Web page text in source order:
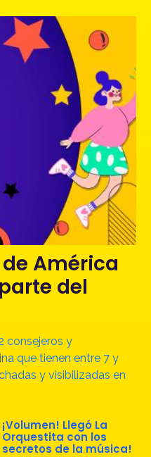
América
del
consejeros y
que tienen entre 7 y
y visibilizadas en
¡Volumen! Llegó La
Orquestita con los
secretos de la música!